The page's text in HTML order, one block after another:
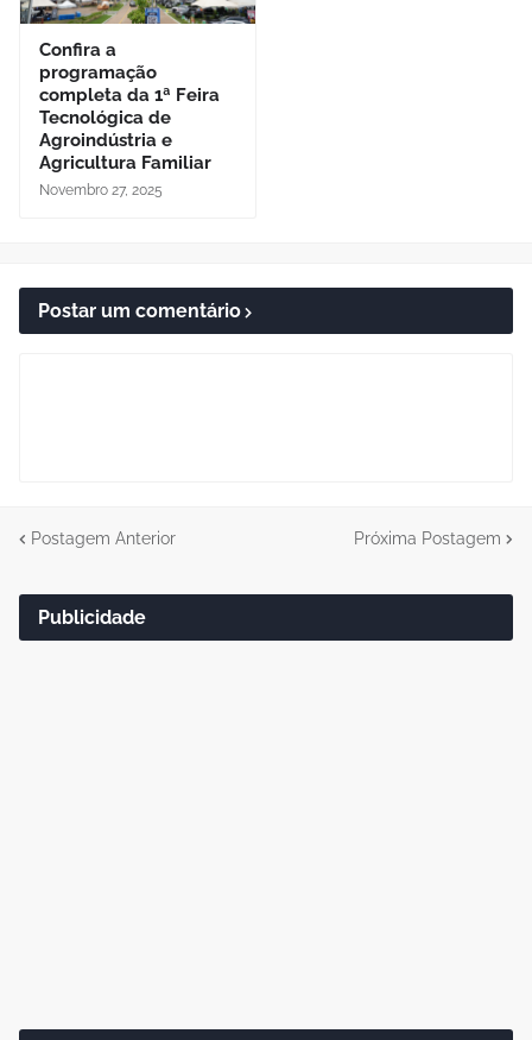
Confira a
programação
completa da 1ª Feira
Tecnológica de
Agroindústria e
Agricultura Familiar
Novembro 27, 2025
Postar um comentário
Postagem Anterior Próxima Postagem
Publicidade